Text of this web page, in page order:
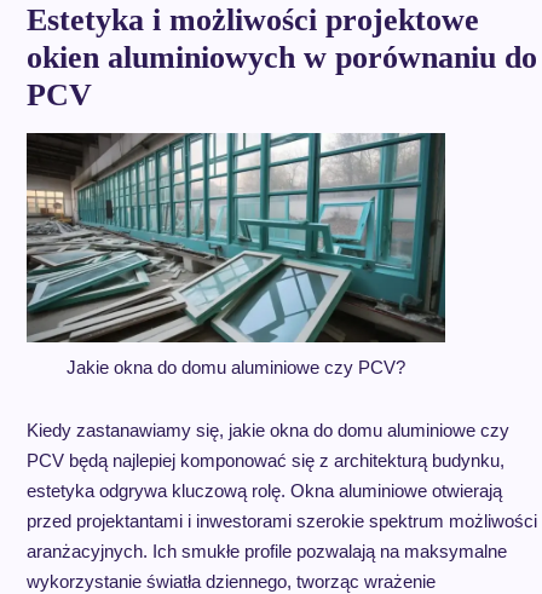
Estetyka i możliwości projektowe
okien aluminiowych w porównaniu do
PCV
Jakie okna do domu aluminiowe czy PCV?
Kiedy zastanawiamy się, jakie okna do domu aluminiowe czy
PCV będą najlepiej komponować się z architekturą budynku,
estetyka odgrywa kluczową rolę. Okna aluminiowe otwierają
przed projektantami i inwestorami szerokie spektrum możliwości
aranżacyjnych. Ich smukłe profile pozwalają na maksymalne
wykorzystanie światła dziennego, tworząc wrażenie